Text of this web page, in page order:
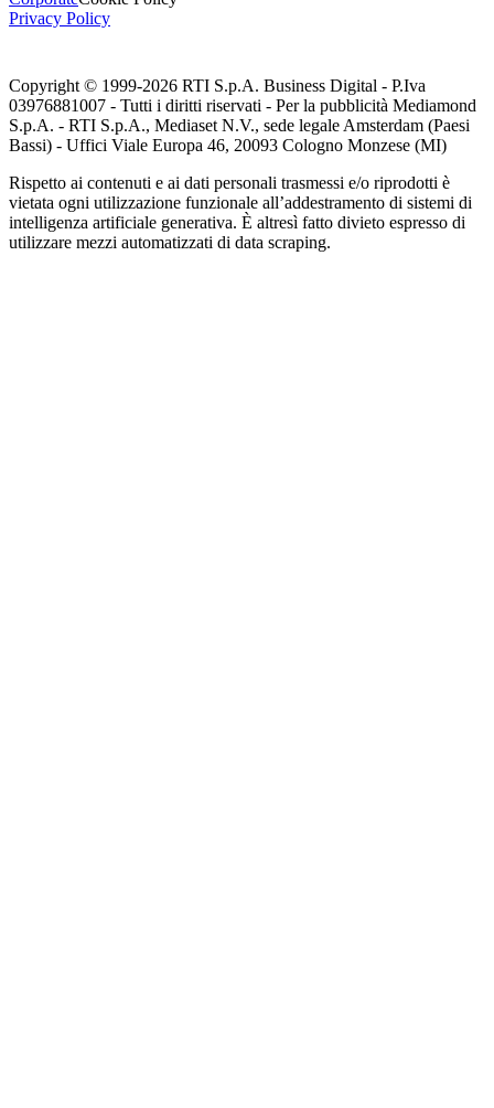
Privacy Policy
Copyright © 1999-2026 RTI S.p.A. Business Digital - P.Iva
03976881007 - Tutti i diritti riservati - Per la pubblicità Mediamond
S.p.A. - RTI S.p.A., Mediaset N.V., sede legale Amsterdam (Paesi
Bassi) - Uffici Viale Europa 46, 20093 Cologno Monzese (MI)
Rispetto ai contenuti e ai dati personali trasmessi e/o riprodotti è
vietata ogni utilizzazione funzionale all’addestramento di sistemi di
intelligenza artificiale generativa. È altresì fatto divieto espresso di
utilizzare mezzi automatizzati di data scraping.